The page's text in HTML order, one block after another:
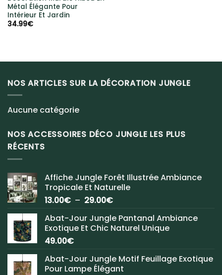
Métal Élégante Pour
Intérieur Et Jardin
34.99€
NOS ARTICLES SUR LA DÉCORATION JUNGLE
Aucune catégorie
NOS ACCESSOIRES DÉCO JUNGLE LES PLUS
RÉCENTS
Affiche Jungle Forêt Illustrée Ambiance
Tropicale Et Naturelle
13.00€ – 29.00€Plage
prix :
13.00€
Abat-Jour Jungle Pantanal Ambiance
Exotique Et Chic Naturel Unique
49.00€
Abat-Jour Jungle Motif Feuillage Exotique
Pour Lampe Élégant